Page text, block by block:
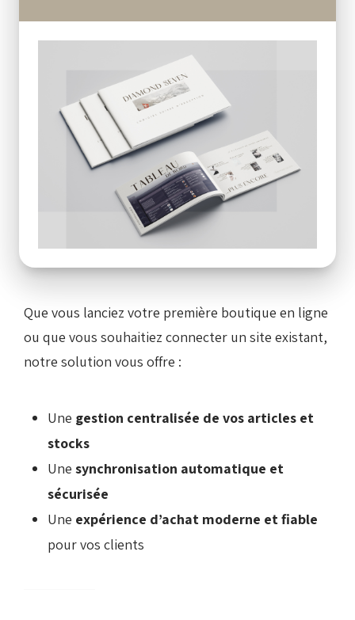
Gérez votre boutique en ligne sans
complexité
Diamond SEVEN devient lecœur de votre
, centralisant vos données et facilitant
votre développement en ligne. L’API vous permet
vendre vos produits sur internet tout en
gardant le contrôle totalde vos stocks, prix et
Que vous lanciez votre première boutique en ligne
ou que vous souhaitiez connecter un site existant,
notre solution vous offre :
Une gestion centralisée de vos articles et
stocks
Une synchronisation automatique et
sécurisée
Une expérience d’achat moderne et fiable
pour vos clients